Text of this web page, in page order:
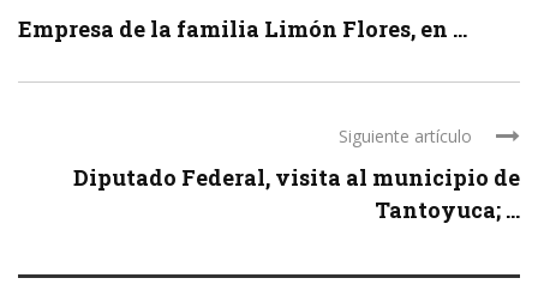
Empresa de la familia Limón Flores, en ...
Siguiente artículo
Diputado Federal, visita al municipio de
Tantoyuca; ...